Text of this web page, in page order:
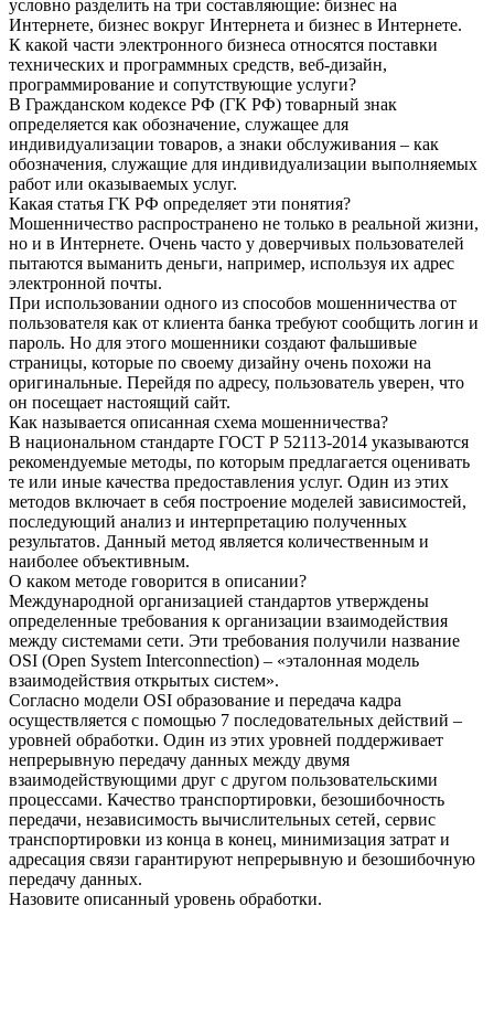
условно разделить на три составляющие: бизнес на
Интернете, бизнес вокруг Интернета и бизнес в Интернете.
К какой части электронного бизнеса относятся поставки
технических и программных средств, веб-дизайн,
программирование и сопутствующие услуги?
В Гражданском кодексе РФ (ГК РФ) товарный знак
определяется как обозначение, служащее для
индивидуализации товаров, а знаки обслуживания – как
обозначения, служащие для индивидуализации выполняемых
работ или оказываемых услуг.
Какая статья ГК РФ определяет эти понятия?
Мошенничество распространено не только в реальной жизни,
но и в Интернете. Очень часто у доверчивых пользователей
пытаются выманить деньги, например, используя их адрес
электронной почты.
При использовании одного из способов мошенничества от
пользователя как от клиента банка требуют сообщить логин и
пароль. Но для этого мошенники создают фальшивые
страницы, которые по своему дизайну очень похожи на
оригинальные. Перейдя по адресу, пользователь уверен, что
он посещает настоящий сайт.
Как называется описанная схема мошенничества?
В национальном стандарте ГОСТ Р 52113-2014 указываются
рекомендуемые методы, по которым предлагается оценивать
те или иные качества предоставления услуг. Один из этих
методов включает в себя построение моделей зависимостей,
последующий анализ и интерпретацию полученных
результатов. Данный метод является количественным и
наиболее объективным.
О каком методе говорится в описании?
Международной организацией стандартов утверждены
определенные требования к организации взаимодействия
между системами сети. Эти требования получили название
OSI (Open System Interconnection) – «эталонная модель
взаимодействия открытых систем».
Согласно модели OSI образование и передача кадра
осуществляется с помощью 7 последовательных действий –
уровней обработки. Один из этих уровней поддерживает
непрерывную передачу данных между двумя
взаимодействующими друг с другом пользовательскими
процессами. Качество транспортировки, безошибочность
передачи, независимость вычислительных сетей, сервис
транспортировки из конца в конец, минимизация затрат и
адресация связи гарантируют непрерывную и безошибочную
передачу данных.
Назовите описанный уровень обработки.